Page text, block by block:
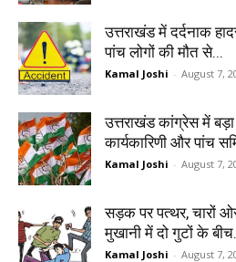
उत्तराखंड में दर्दनाक
पांच लोगों की मौत से...
Kamal Joshi - August 7,
उत्तराखंड कांग्रेस में
कार्यकारिणी और पांच
Kamal Joshi - August 7,
सड़क पर पत्थर, चारों
मुखानी में दो गुटों के
Kamal Joshi - August 7,